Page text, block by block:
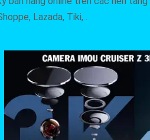
Lazada, Tiki, .